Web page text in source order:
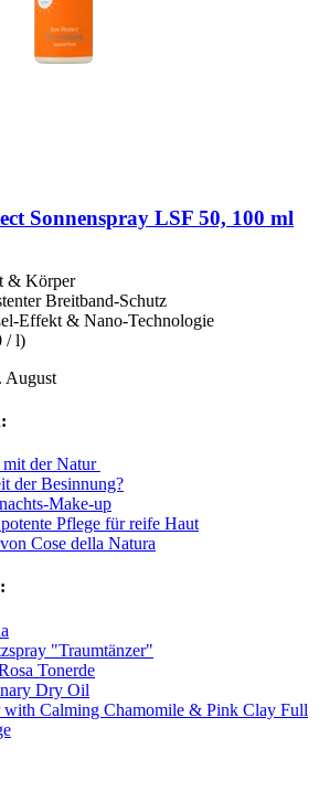
Sonnenspray LSF 50, 100 ml
& Körper
Breitband-Schutz
Effekt & Nano-Technologie
/ l)
August
der Natur
der Besinnung?
Make-up
Pflege für reife Haut
Cose della Natura
"Traumtänzer"
Tonerde
Dry Oil
with Calming Chamomile & Pink Clay Full